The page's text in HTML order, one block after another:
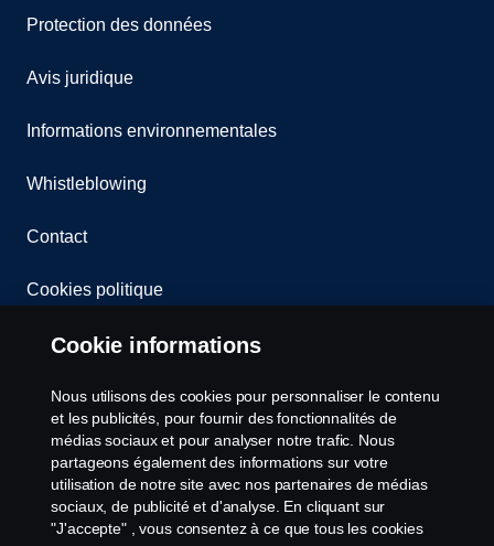
Protection des données
Avis juridique
Informations environnementales
Whistleblowing
Contact
Cookies politique
Paramètres des cookies
© Copyright Scania 2025 All rights reserved. Scania
Cookie informations
Nous utilisons des cookies pour personnaliser le contenu
et les publicités, pour fournir des fonctionnalités de
médias sociaux et pour analyser notre trafic. Nous
partageons également des informations sur votre
utilisation de notre site avec nos partenaires de médias
sociaux, de publicité et d'analyse. En cliquant sur
"J'accepte" , vous consentez à ce que tous les cookies